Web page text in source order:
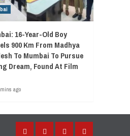
16-Year-Old Boy
900 Km From Madhya
To Mumbai To Pursue
Dream, Found At Film
ago